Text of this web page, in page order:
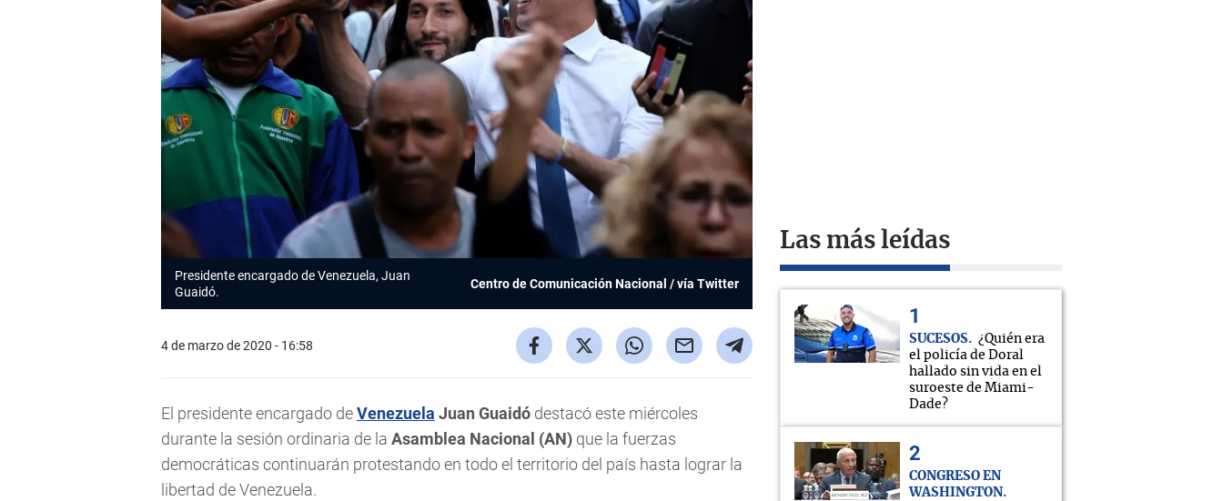
Presidente encargado de Venezuela, Juan
Guaidó.
Centro de Comunicación Nacional / vía Twitter
4 de marzo de 2020 - 16:58
El presidente encargado deVenezuela Juan Guaidó destacó este miércoles
durante la sesión ordinaria de la Asamblea Nacional (AN) que la fuerzas
democráticas continuarán protestando en todo el territorio del país hasta lograr la
libertad de Venezuela.
Las más leídas
SUCESOS
¿Quién era
el policía de Doral
hallado sin vida en el
suroeste de Miami-
Dade?
CONGRESO EN
WASHINGTON